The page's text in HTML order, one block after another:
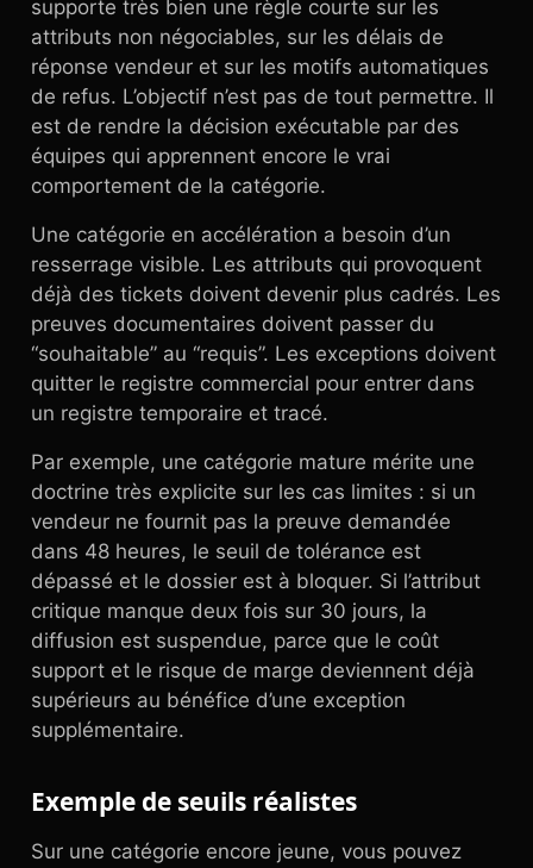
supporte très bien une règle courte sur les
attributs non négociables, sur les délais de
réponse vendeur et sur les motifs automatiques
de refus. L’objectif n’est pas de tout permettre. Il
est de rendre la décision exécutable par des
équipes qui apprennent encore le vrai
comportement de la catégorie.
Une catégorie en accélération a besoin d’un
resserrage visible. Les attributs qui provoquent
déjà des tickets doivent devenir plus cadrés. Les
preuves documentaires doivent passer du
“souhaitable” au “requis”. Les exceptions doivent
quitter le registre commercial pour entrer dans
un registre temporaire et tracé.
Par exemple, une catégorie mature mérite une
doctrine très explicite sur les cas limites : si un
vendeur ne fournit pas la preuve demandée
dans 48 heures, le seuil de tolérance est
dépassé et le dossier est à bloquer. Si l’attribut
critique manque deux fois sur 30 jours, la
diffusion est suspendue, parce que le coût
support et le risque de marge deviennent déjà
supérieurs au bénéfice d’une exception
supplémentaire.
Exemple de seuils réalistes
Sur une catégorie encore jeune, vous pouvez